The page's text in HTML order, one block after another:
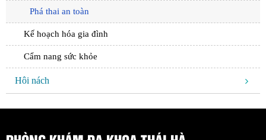
Phá thai an toàn
Kế hoạch hóa gia đình
Cẩm nang sức khỏe
Hôi nách